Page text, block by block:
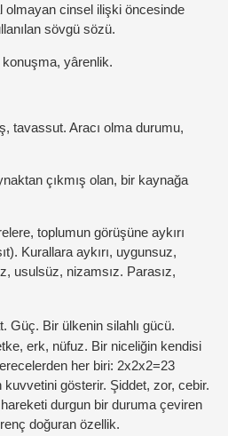
cinsel ilişki öncesinde
sövgü sözü.
yârenlik.
iş, tavassut. Aracı olma durumu,
çıkmış olan, bir kaynağa
toplumun görüşüne aykırı
Kurallara aykırı, uygunsuz,
usulsüz, nizamsız. Parasız,
Güç. Bir ülkenin silahlı gücü.
erk, nüfuz. Bir niceliğin kendisi
her biri: 2x2x2=23
kuvvetini gösterir. Şiddet, zor, cebir.
durgun bir duruma çeviren
doğuran özellik.